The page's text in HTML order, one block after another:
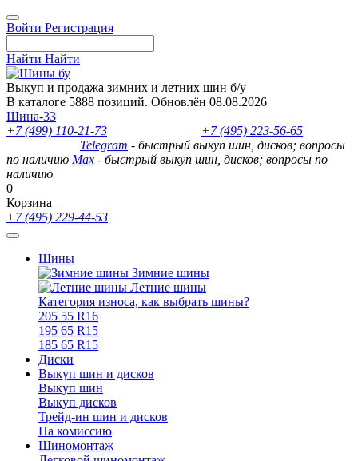
Войти Регистрация
Найти Найти
Выкуп и продажа зимних и летних шин б/у
В каталоге 5888 позиций. Обновлён 08.08.2026
Шина-33
+7 (499) 110-21-73
+7 (495) 223-56-65
Telegram - быстрый выкуп шин, дисков; вопросы
по наличию Max - быстрый выкуп шин, дисков; вопросы по
наличию
0
Корзина
+7 (495) 229-44-53
Шины
Зимние шины
Летние шины
Категория износа, как выбрать шины?
205 55 R16
195 65 R15
185 65 R15
Диски
Выкуп шин и дисков
Выкуп шин
Выкуп дисков
Трейд-ин шин и дисков
На комиссию
Шиномонтаж